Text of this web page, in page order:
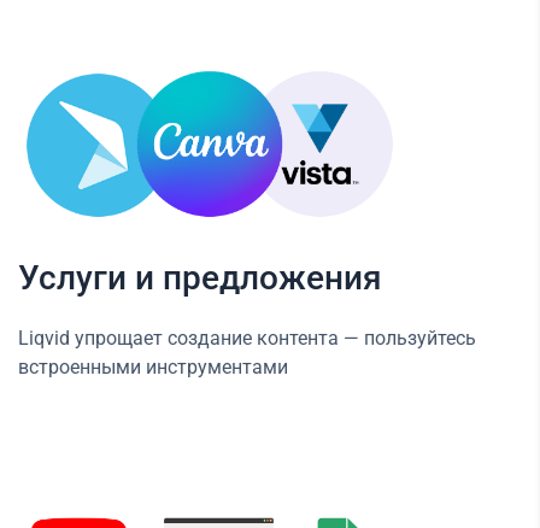
Услуги и предложения
Liqvid упрощает создание контента — пользуйтесь
встроенными инструментами